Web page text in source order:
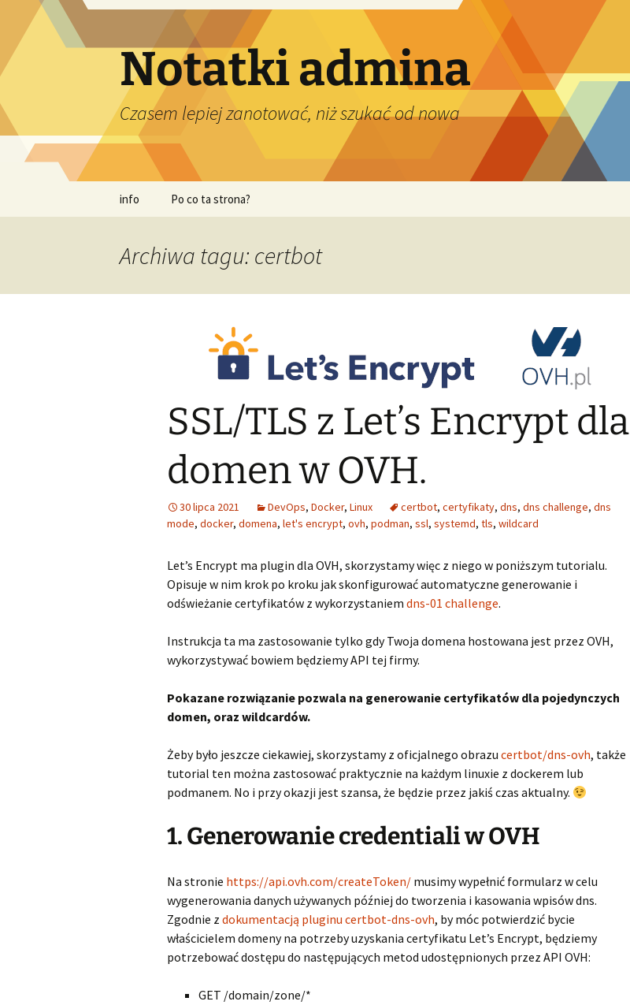
Przejdź
treści
Notatki admina
Czasem lepiej zanotować, niż szukać od nowa
info Po co ta strona?
Archiwa tagu: certbot
SSL/TLS z Let’s Encrypt dla
domen w OVH.
30 lipca 2021 DevOps, Docker, Linux certbot, certyfikaty, dns, dns challenge, dns
mode, docker, domena, let's encrypt, ovh, podman, ssl, systemd, tls, wildcard
Let’s Encrypt ma plugin dla OVH, skorzystamy więc z niego w poniższym tutorialu.
Opisuje w nim krok po kroku jak skonfigurować automatyczne generowanie i
odświeżanie certyfikatów z wykorzystaniem dns-01 challenge.
Instrukcja ta ma zastosowanie tylko gdy Twoja domena hostowana jest przez OVH,
wykorzystywać bowiem będziemy API tej firmy.
Pokazane rozwiązanie pozwala na generowanie certyfikatów dla pojedynczych
domen, oraz wildcardów.
Żeby było jeszcze ciekawiej, skorzystamy z oficjalnego obrazu certbot/dns-ovh, także
tutorial ten można zastosować praktycznie na każdym linuxie z dockerem lub
podmanem. No i przy okazji jest szansa, że będzie przez jakiś czas aktualny.
1. Generowanie credentiali w OVH
Na stronie https://api.ovh.com/createToken/ musimy wypełnić formularz w celu
wygenerowania danych używanych później do tworzenia i kasowania wpisów dns.
Zgodnie z dokumentacją pluginu certbot-dns-ovh, by móc potwierdzić bycie
właścicielem domeny na potrzeby uzyskania certyfikatu Let’s Encrypt, będziemy
potrzebować dostępu do następujących metod udostępnionych przez API OVH:
GET /domain/zone/*